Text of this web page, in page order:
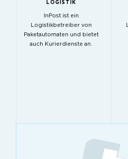
LOGISTIK
InPost ist ein
Logistikbetreiber von
Paketautomaten und bietet
auch Kurierdienste an.